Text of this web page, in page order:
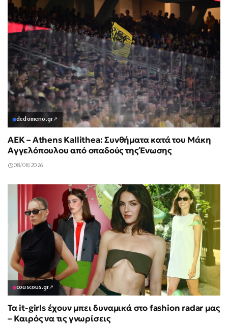
dedomeno.gr↗
ΑΕΚ – Athens Kallithea: Συνθήματα κατά του Μάκη
Αγγελόπουλου από οπαδούς της Ένωσης
08/08/2026
couscous.gr↗
Τα it-girls έχουν μπει δυναμικά στο fashion radar μας
– Καιρός να τις γνωρίσεις